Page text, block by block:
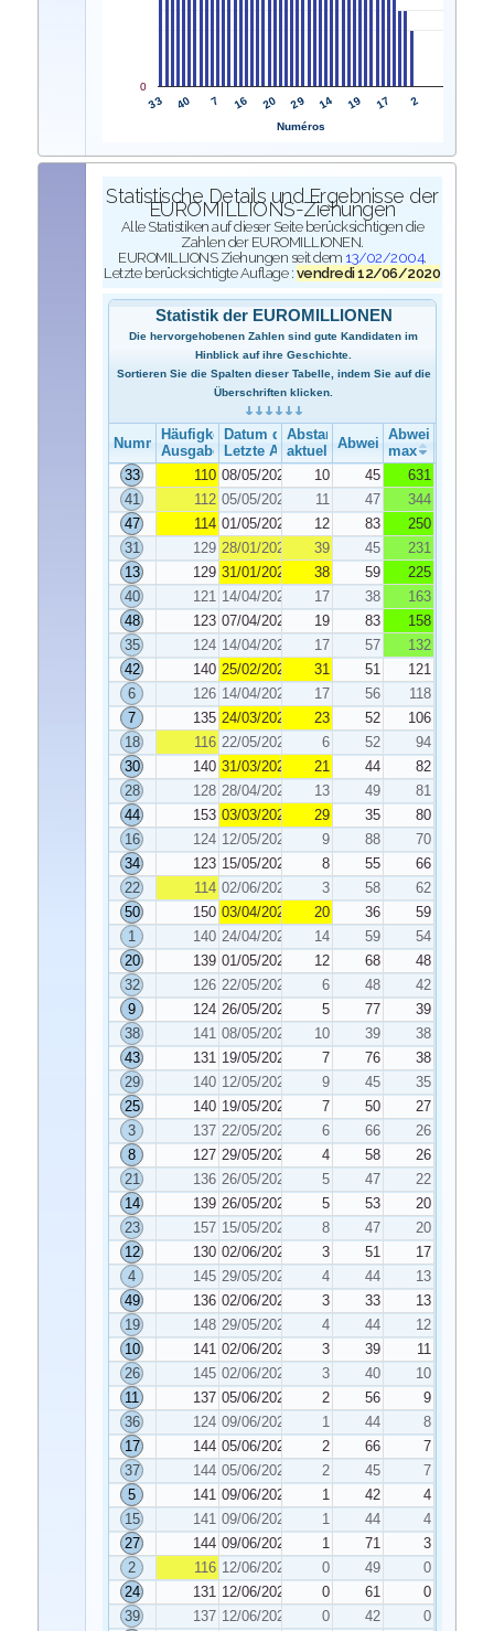
33 40 7 16 20 29 14 19 17 2
0
Numéros
Statistische Details und Ergebnisse der
EUROMILLIONS-Ziehungen
Alle Statistiken auf dieser Seite berücksichtigen die
Zahlen der EUROMILLIONEN.
EUROMILLIONS Ziehungen seit dem 13/02/2004.
Letzte berücksichtigte Auflage : vendredi 12/06/2020
Statistik der EUROMILLIONEN
Die hervorgehobenen Zahlen sind gute Kandidaten im
Hinblick auf ihre Geschichte.
Sortieren Sie die Spalten dieser Tabelle, indem Sie auf die
Überschriften klicken.
Nummer
Häufigkeit der Ausgabe
Ausgabe
Datum der Ausgabe
Letzte Ausgabe
Abstand
aktuelleAbweichung
Abweichung
max
33
110 08/05/2020 10 45
631
41
112 05/05/2020 11 47
344
47
114 01/05/2020 12 83
250
31
129 28/01/2020 39 45
231
13
129 31/01/2020 38 59
225
40
121 14/04/2020 17 38
163
48
123 07/04/2020 19 83
158
35
124 14/04/2020 17 57
132
42
140 25/02/2020 31 51
121
6
126 14/04/2020 17 56
118
7
135 24/03/2020 23 52
106
18
116 22/05/2020 6 52
94
30
140 31/03/2020 21 44
82
28
128 28/04/2020 13 49
81
44
153 03/03/2020 29 35
80
16
124 12/05/2020 9 88
70
34
123 15/05/2020 8 55
66
22
114 02/06/2020 3 58
62
50
150 03/04/2020 20 36
59
1
140 24/04/2020 14 59
54
20
139 01/05/2020 12 68
48
32
126 22/05/2020 6 48
42
9
124 26/05/2020 5 77
39
38
141 08/05/2020 10 39
38
43
131 19/05/2020 7 76
38
29
140 12/05/2020 9 45
35
25
140 19/05/2020 7 50
27
3
137 22/05/2020 6 66
26
8
127 29/05/2020 4 58
26
21
136 26/05/2020 5 47
22
14
139 26/05/2020 5 53
20
23
157 15/05/2020 8 47
20
12
130 02/06/2020 3 51
17
4
145 29/05/2020 4 44
13
49
136 02/06/2020 3 33
13
19
148 29/05/2020 4 44
12
10
141 02/06/2020 3 39
11
26
145 02/06/2020 3 40
10
11
137 05/06/2020 2 56
9
36
124 09/06/2020 1 44
8
17
144 05/06/2020 2 66
7
37
144 05/06/2020 2 45
7
5
141 09/06/2020 1 42
4
15
141 09/06/2020 1 44
4
27
144 09/06/2020 1 71
3
2
116 12/06/2020 0 49
0
24
131 12/06/2020 0 61
0
39
137 12/06/2020 0 42
0